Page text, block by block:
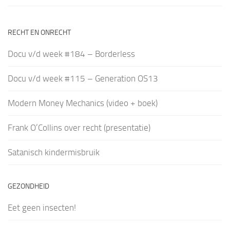
RECHT EN ONRECHT
Docu v/d week #184 – Borderless
Docu v/d week #115 – Generation OS13
Modern Money Mechanics (video + boek)
Frank O’Collins over recht (presentatie)
Satanisch kindermisbruik
GEZONDHEID
Eet geen insecten!